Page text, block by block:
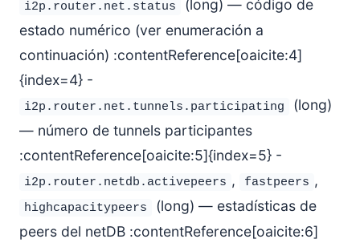
i2p.router.net.status
(long) — código de
estado numérico (ver enumeración a
continuación) :contentReference[oaicite:4]
{index=4} -
i2p.router.net.tunnels.participating
(long)
— número de tunnels participantes
:contentReference[oaicite:5]{index=5} -
i2p.router.netdb.activepeers , fastpeers ,
highcapacitypeers
(long) — estadísticas de
peers del netDB :contentReference[oaicite:6]